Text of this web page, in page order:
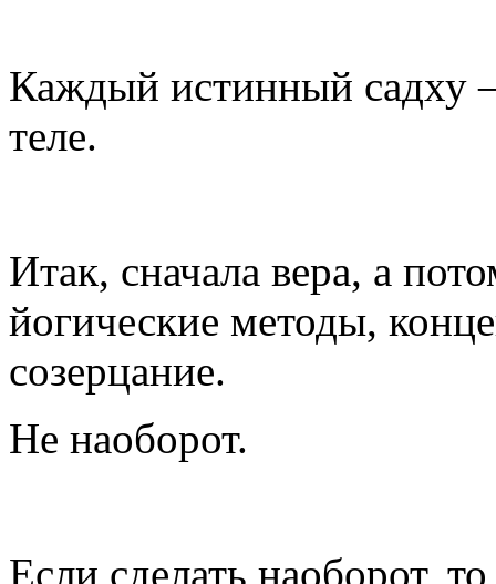
Каждый истинный садху
теле.
Итак, сначала вера, а
йогические методы,
созерцание.
Не наоборот.
Если сделать наоборот,